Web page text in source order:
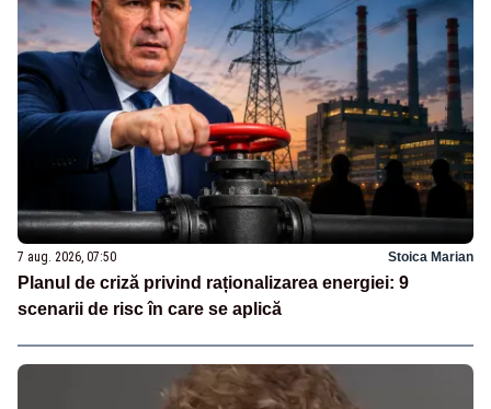
7 aug. 2026, 07:50 Stoica Marian
Planul de criză privind raționalizarea energiei: 9
scenarii de risc în care se aplică